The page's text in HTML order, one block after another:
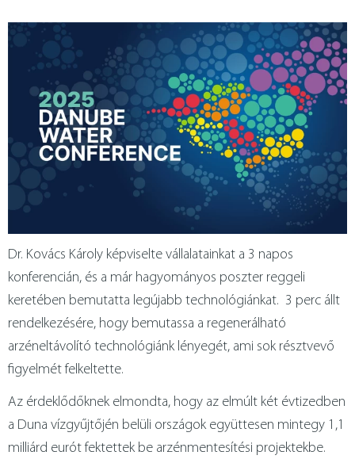
Dr. Kovács Károly képviselte vállalatainkat a 3 napos
konferencián, és a már hagyományos poszter reggeli
keretében bemutatta legújabb technológiánkat. 3 perc állt
rendelkezésére, hogy bemutassa a regenerálható
arzéneltávolító technológiánk lényegét, ami sok résztvevő
figyelmét felkeltette.
Az érdeklődőknek elmondta, hogy az elmúlt két évtizedben
a Duna vízgyűjtőjén belüli országok együttesen mintegy 1,1
milliárd eurót fektettek be arzénmentesítési projektekbe.